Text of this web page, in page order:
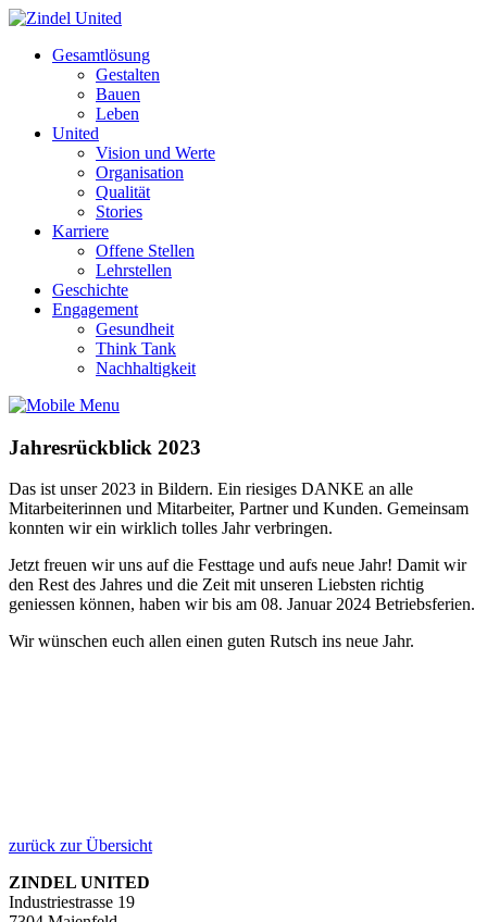
Gesamtlösung
Gestalten
Bauen
Leben
United
Vision und Werte
Organisation
Qualität
Stories
Karriere
Offene Stellen
Lehrstellen
Geschichte
Engagement
Gesundheit
Think Tank
Nachhaltigkeit
Jahresrückblick 2023
Das ist unser 2023 in Bildern. Ein riesiges DANKE an alle
Mitarbeiterinnen und Mitarbeiter, Partner und Kunden. Gemeinsam
konnten wir ein wirklich tolles Jahr verbringen.
Jetzt freuen wir uns auf die Festtage und aufs neue Jahr! Damit wir
den Rest des Jahres und die Zeit mit unseren Liebsten richtig
geniessen können, haben wir bis am 08. Januar 2024 Betriebsferien.
Wir wünschen euch allen einen guten Rutsch ins neue Jahr.
zurück zur Übersicht
ZINDEL UNITED
Industriestrasse 19